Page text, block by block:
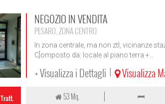
NEGOZIO IN VENDITA
PESARO, ZONA CENTRO
In zona centrale, ma non ztl, vicinanze
C]omposto da: locale al piano terra +...
+ Visualizza i Dettagli |
Visualizza
Tratt. 53 Mq.